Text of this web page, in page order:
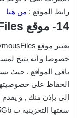
رابط الموقع : من هنا
14- موقع AnonymousFiles
خصوصا و أنه يتيح
باقي المواقع , حيث
الحفاظ على خصوصيتها
إلى بإذن منك , و